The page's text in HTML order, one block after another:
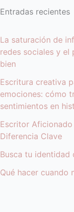
Entradas recientes
La saturación de
redes sociales y el
bien
Escritura creativa
emociones: cómo
sentimientos en
Escritor
Diferencia Clave
Busca tu
Qué hacer cuando